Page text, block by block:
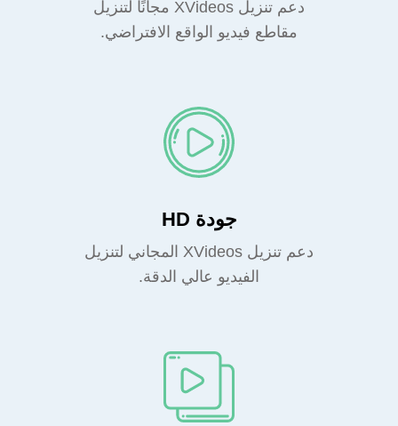
دعم تنزيل XVideos مجانًا لتنزيل
مقاطع فيديو الواقع الافتراضي.
جودة HD
دعم تنزيل XVideos المجاني لتنزيل
الفيديو عالي الدقة.